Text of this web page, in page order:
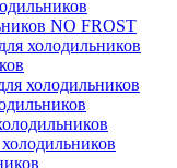
NO FROST
холодильников
холодильников